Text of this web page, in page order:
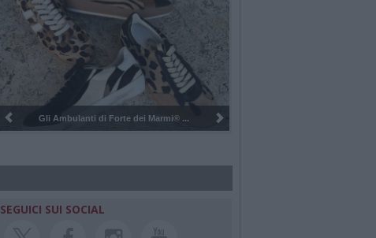
Pulizia del bosco del Rugareto a ...
SEGUICI SUI SOCIAL